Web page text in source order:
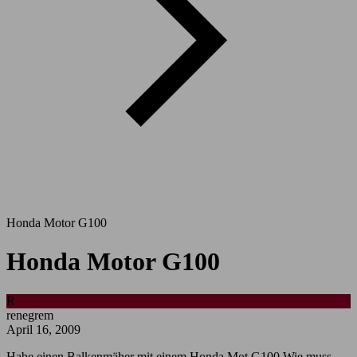
Honda Motor G100
Honda Motor G100
R
renegrem
April 16, 2009